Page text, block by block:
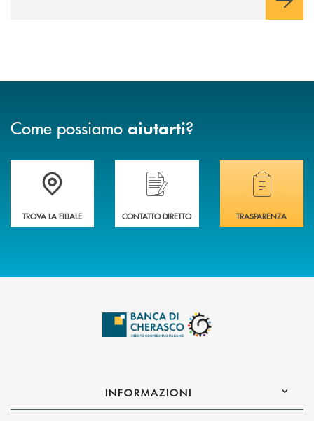
Come possiamo aiutarti?
Accedi all' elenco completo delle filiali .
TROVA LA FILIALE
Hai bisogno di assistenza immediata?
CONTATTO DIRETTO
Hai bisogno di
TRASPARENZA
INFORMAZIONI